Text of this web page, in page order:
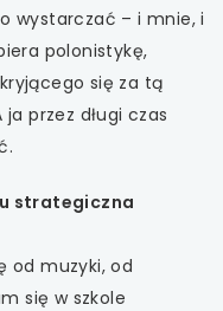
się w nowej karcie
się w nowej karcie
się w nowej karcie
się w nowej karcie
się w nowej karcie
wystarczać – i mnie, i
polonistykę,
się za tą
przez długi czas
strategiczna
od muzyki, od
się w szkole